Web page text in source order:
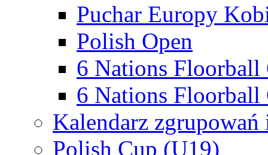
Puchar Europy
Polish Open
6 Nations Floorball
6 Nations Floorball
Kalendarz
Polish Cup (U19)